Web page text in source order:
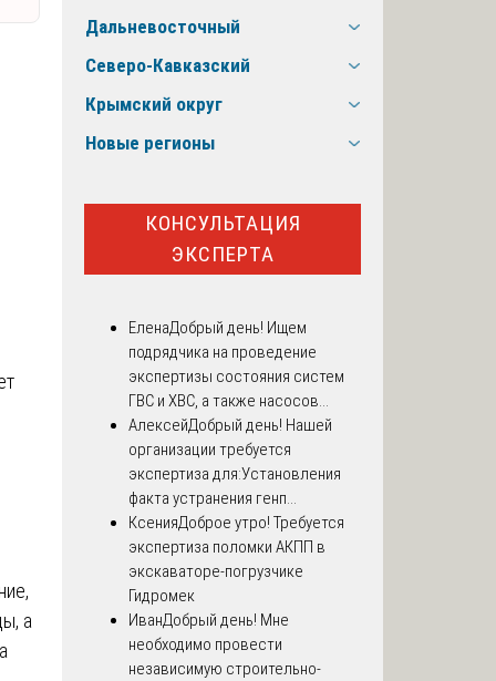
а
Дальневосточный
Северо-Кавказский
Крымский округ
Новые регионы
КОНСУЛЬТАЦИЯ
ЭКСПЕРТА
ЕленаДобрый день! Ищем
подрядчика на проведение
экспертизы состояния систем
ГВС и ХВС, а также насосов...
АлексейДобрый день! Нашей
организации требуется
экспертиза для:Установления
факта устранения генп...
КсенияДоброе утро! Требуется
экспертиза поломки АКПП в
экскаваторе-погрузчике
Гидромек
ИванДобрый день! Мне
необходимо провести
независимую строительно-